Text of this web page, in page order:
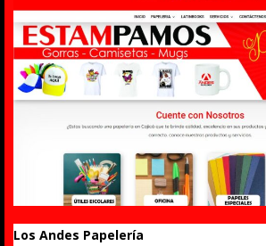
Los Andes Papelería